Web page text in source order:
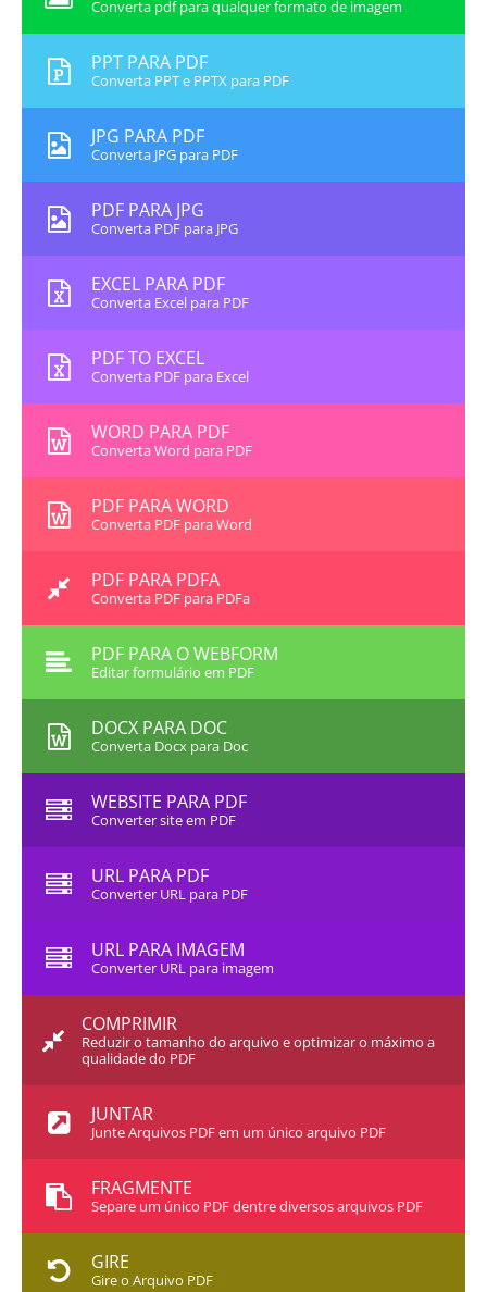
Converta pdf para qualquer formato de imagem
PPT PARA PDF
Converta PPT e PPTX para PDF
JPG PARA PDF
Converta JPG para PDF
PDF PARA JPG
Converta PDF para JPG
EXCEL PARA PDF
Converta Excel para PDF
PDF TO EXCEL
Converta PDF para Excel
WORD PARA PDF
Converta Word para PDF
PDF PARA WORD
Converta PDF para Word
PDF PARA PDFA
Converta PDF para PDFa
PDF PARA O WEBFORM
Editar formulário em PDF
DOCX PARA DOC
Converta Docx para Doc
WEBSITE PARA PDF
Converter site em PDF
URL PARA PDF
Converter URL para PDF
URL PARA IMAGEM
Converter URL para imagem
COMPRIMIR
Reduzir o tamanho do arquivo e optimizar o máximo a
qualidade do PDF
JUNTAR
Junte Arquivos PDF em um único arquivo PDF
FRAGMENTE
Separe um único PDF dentre diversos arquivos PDF
GIRE
Gire o Arquivo PDF